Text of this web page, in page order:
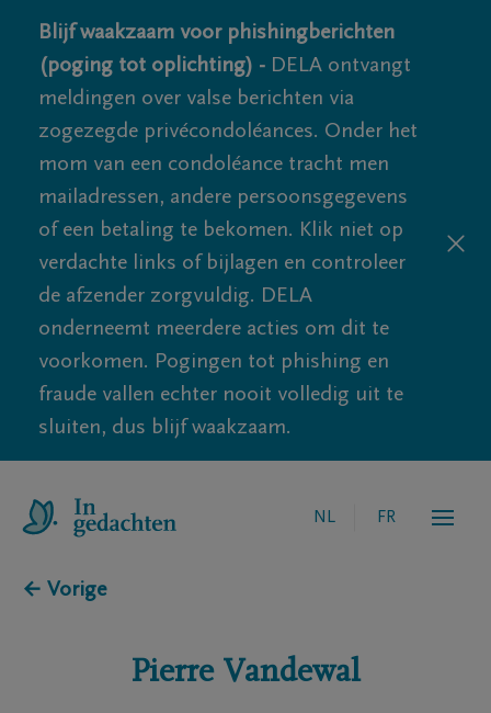
Blijf waakzaam voor phishingberichten
(poging tot oplichting) - DELA ontvangt
meldingen over valse berichten via
zogezegde privécondoléances. Onder het
mom van een condoléance tracht men
mailadressen, andere persoonsgegevens
of een betaling te bekomen. Klik niet op
verdachte links of bijlagen en controleer
de afzender zorgvuldig. DELA
onderneemt meerdere acties om dit te
voorkomen. Pogingen tot phishing en
fraude vallen echter nooit volledig uit te
sluiten, dus blijf waakzaam.
NL FR
← Vorige
Pierre Vandewal